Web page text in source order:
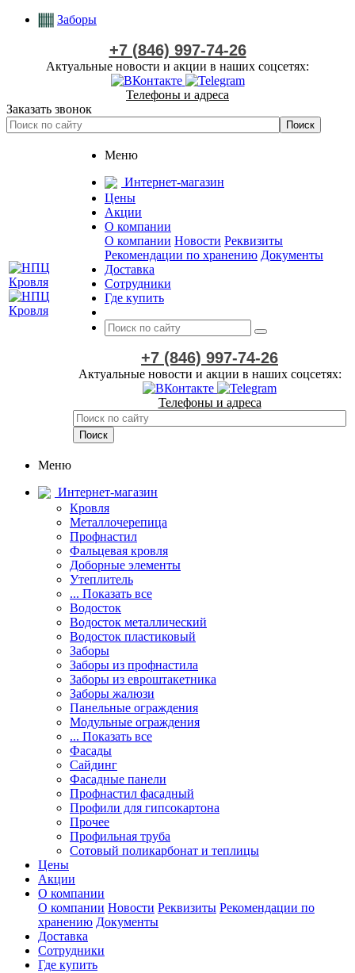
Заборы
+7 (846) 997-74-26
Актуальные новости и акции в наших соцсетях:
Телефоны и адреса
Заказать звонок
Меню
Интернет-магазин
Цены
Акции
О компании
О компании Новости Реквизиты
Рекомендации по хранению Документы
Доставка
Сотрудники
Где купить
+7 (846) 997-74-26
Актуальные новости и акции в наших соцсетях:
Телефоны и адреса
Меню
Интернет-магазин
Кровля
Металлочерепица
Профнастил
Фальцевая кровля
Доборные элементы
Утеплитель
... Показать все
Водосток
Водосток металлический
Водосток пластиковый
Заборы
Заборы из профнастила
Заборы из евроштакетника
Заборы жалюзи
Панельные ограждения
Модульные ограждения
... Показать все
Фасады
Сайдинг
Фасадные панели
Профнастил фасадный
Профили для гипсокартона
Прочее
Профильная труба
Сотовый поликарбонат и теплицы
Цены
Акции
О компании
О компании Новости Реквизиты Рекомендации по
хранению Документы
Доставка
Сотрудники
Где купить